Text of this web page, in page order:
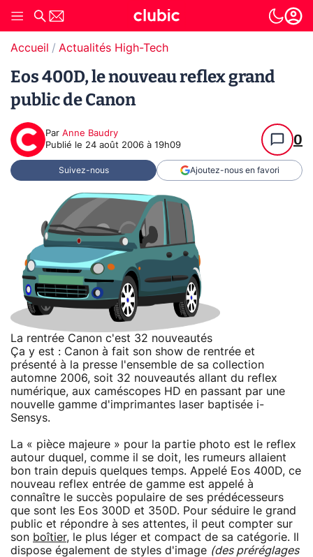
Accueil Actualités High-Tech
Eos 400D, le nouveau reflex grand
public de Canon
Par Anne Baudry
Publié le 24 août 2006 à 19h09 0
Suivez-nous Ajoutez-nous en favori
La rentrée Canon c'est 32 nouveautés
Ça y est : Canon à fait son show de rentrée et
présenté à la presse l'ensemble de sa collection
automne 2006, soit 32 nouveautés allant du reflex
numérique, aux caméscopes HD en passant par une
nouvelle gamme d'imprimantes laser baptisée i-
Sensys.
La « pièce majeure » pour la partie photo est le reflex
autour duquel, comme il se doit, les rumeurs allaient
bon train depuis quelques temps. Appelé Eos 400D, ce
nouveau reflex entrée de gamme est appelé à
connaître le succès populaire de ses prédécesseurs
que sont les Eos 300D et 350D. Pour séduire le grand
public et répondre à ses attentes, il peut compter sur
son boîtier, le plus léger et compact de sa catégorie. Il
dispose également de styles d'image (des préréglages